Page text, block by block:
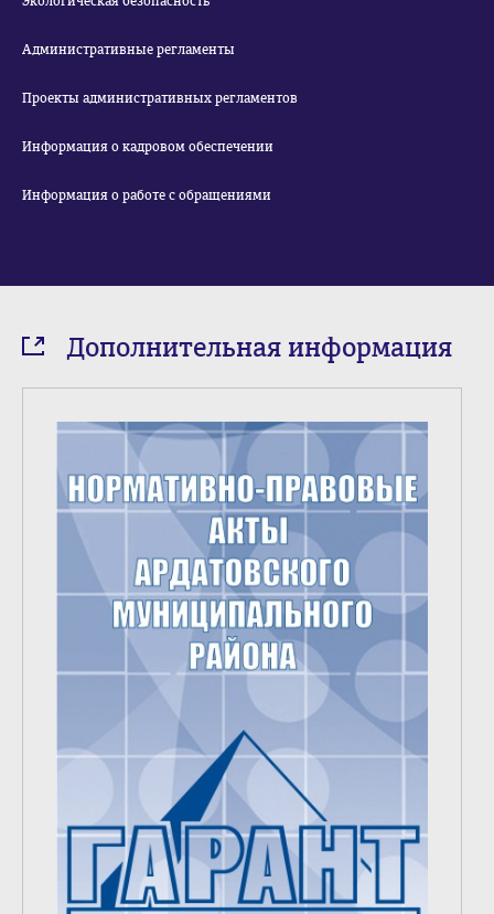
Административные регламенты
Проекты административных регламентов
Информация о кадровом обеспечении
Информация о работе с обращениями
Дополнительная информация